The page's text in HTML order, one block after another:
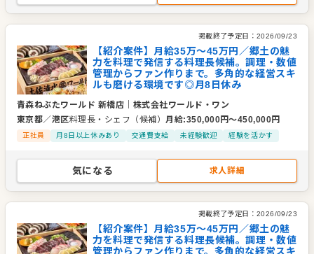
掲載終了予定日： 2026/09/23
【紹介案件】月給35万～45万円／郷土の魅
力を料理で発信する料理長候補。調理・数値
管理からファン作りまで。多角的な経営スキ
ルも磨ける環境です◎月8日休み
青森ねぶたワールド 新橋店
株式会社ワールド・ワン
東京都／港区料理長・シェフ（候補） 月給:350,000円〜450,000円
正社員 月8日以上休みあり 交通費支給 未経験歓迎 経験を活かす
気になる 求人詳細
掲載終了予定日： 2026/09/23
【紹介案件】月給35万～45万円／郷土の魅
力を料理で発信する料理長候補。調理・数値
管理からファン作りまで。多角的な経営スキ